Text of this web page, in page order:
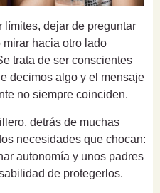
límites, dejar de preguntar
hacia otro lado
trata de ser conscientes
decimos algo y el mensaje
no siempre coinciden.
detrás de muchas
necesidades que chocan:
autonomía y unos padres
de protegerlos.